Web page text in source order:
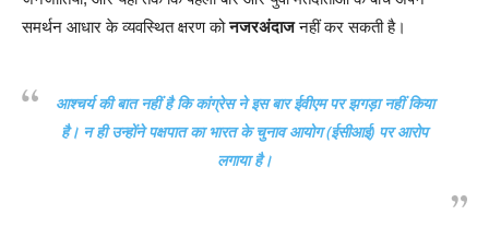
समर्थन आधार के व्यवस्थित क्षरण कोनजरअंदाजनहीं कर सकती है।
आश्चर्य की बात नहीं है कि कांग्रेस ने इस बार ईवीएम पर झगड़ा नहीं किया
है। न ही उन्होंने पक्षपात का भारत के चुनाव आयोग (ईसीआई) पर आरोप
लगाया है।